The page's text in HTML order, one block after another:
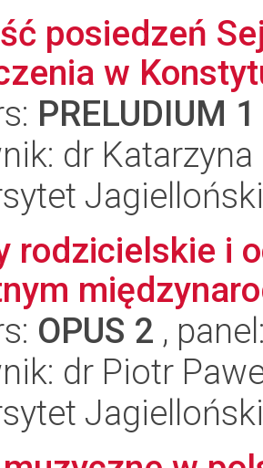
posiedzeń
w
PRELUDIUM 1
dr
rodzicielskie i
OPUS 2 ,
dr Piotr